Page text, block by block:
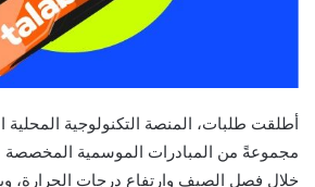
أطلقت طلبات، المنصة التكنولوجية المحلية
مجموعةً من المبادرات الموسمية
خلال فصل الصيف وارتفاع درجات الحرارة،